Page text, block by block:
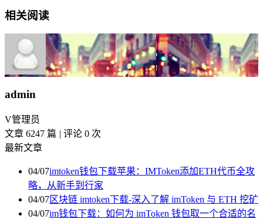
相关阅读
admin
V管理员
文章 6247 篇 | 评论 0 次
最新文章
04/07imtoken钱包下载苹果：IMToken添加ETH代币全攻
略，从新手到行家
04/07区块链 imtoken下载-深入了解 imToken 与 ETH 挖矿
04/07im钱包下载：如何为 imToken 钱包取一个合适的名